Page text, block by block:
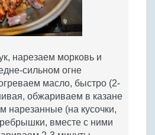
нарезаем морковь и
сильном огне
масло, быстро (2-
обжариваем в казане
нарезанные (на кусочки,
ребрышки, вместе с ними